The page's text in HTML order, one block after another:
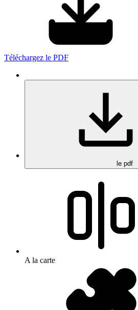
Téléchargez le PDF
le pdf
A la carte